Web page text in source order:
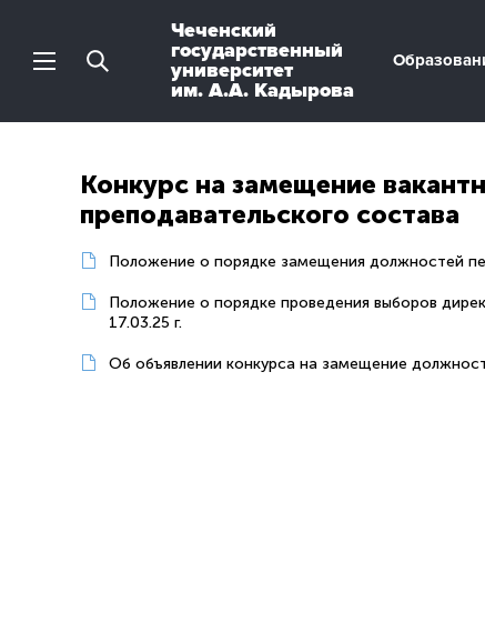
Чеченский
государственный
университет
им. А.А. Кадырова
Конкурс на замещение
преподавательского состава
Положение о порядке замещения должностей
Положение о порядке проведения выборов
17.03.25 г.
Об объявлении конкурса на замещение